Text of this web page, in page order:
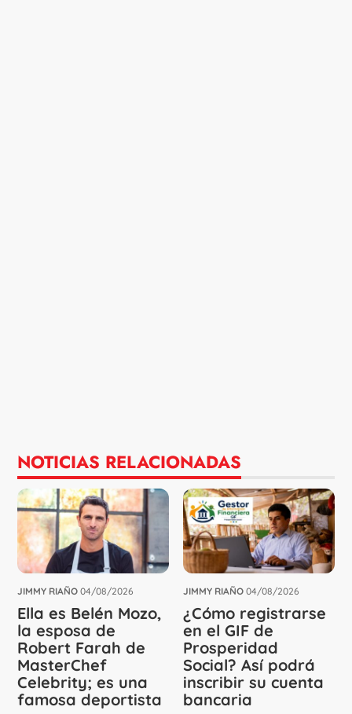
NOTICIAS RELACIONADAS
JIMMY RIAÑO 04/08/2026
Ella es Belén Mozo,
la esposa de
Robert Farah de
MasterChef
Celebrity; es una
famosa deportista
JIMMY RIAÑO 04/08/2026
¿Cómo registrarse
en el GIF de
Prosperidad
Social? Así podrá
inscribir su cuenta
bancaria